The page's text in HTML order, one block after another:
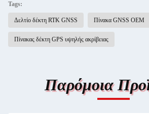
Tags:
Δελτίο δέκτη RTK GNSS Πίνακα GNSS OEM
Πίνακας δέκτη GPS υψηλής ακρίβειας
Παρόμοια